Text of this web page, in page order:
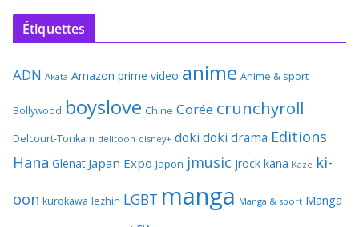
Étiquettes
ADN Akata Amazon prime video anime Anime & sport
Bollywood boyslove Chine Corée crunchyroll
Delcourt-Tonkam delitoon disney+ doki doki drama Editions
Hana Glenat Japan Expo Japon jmusic jrock kana Kaze ki-
oon kurokawa lezhin LGBT manga Manga & sport Manga